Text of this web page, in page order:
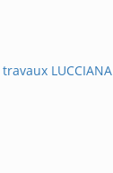
LUCCIANA